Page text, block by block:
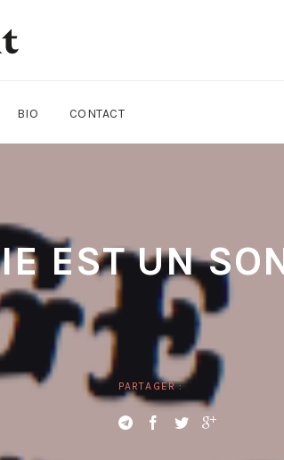
BIO CONTACT
EST UN
PARTAGER :